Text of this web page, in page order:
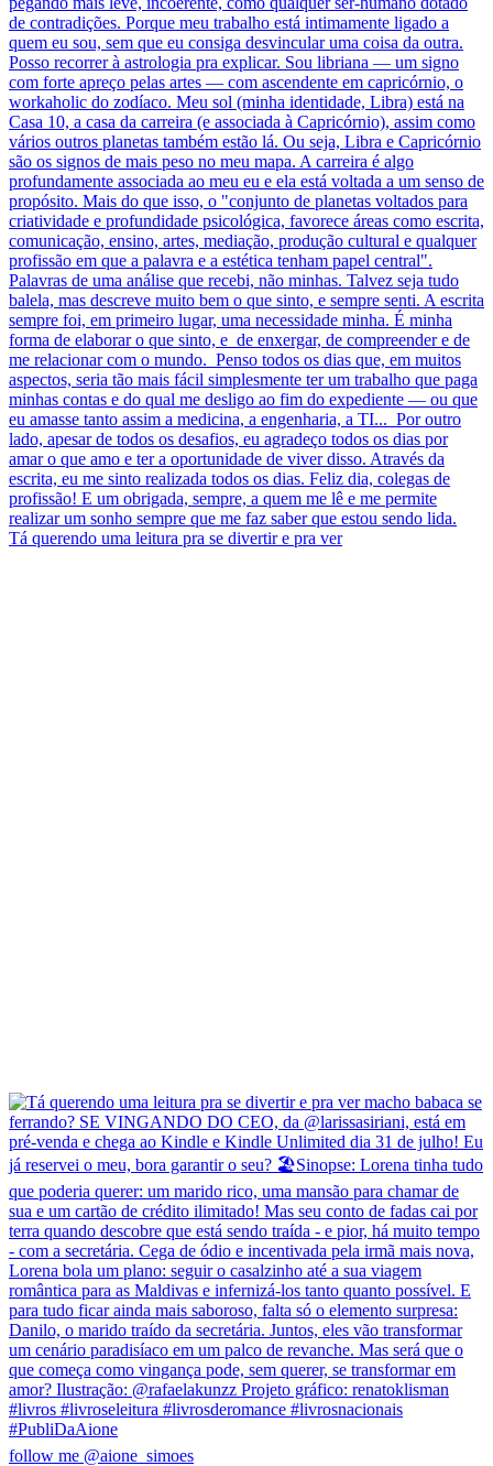
Tá querendo uma leitura pra se divertir e pra ver
follow me @aione_simoes